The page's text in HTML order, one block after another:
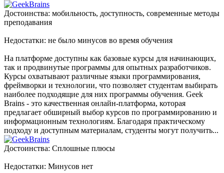
Достоинства: мобильность, доступность, современные методы
преподавания
Недостатки: не было минусов во время обучения
На платформе доступны как базовые курсы для начинающих,
так и продвинутые программы для опытных разработчиков.
Курсы охватывают различные языки программирования,
фреймворки и технологии, что позволяет студентам выбирать
наиболее подходящие для них программы обучения. Geek
Brains - это качественная онлайн-платформа, которая
предлагает обширный выбор курсов по программированию и
информационным технологиям. Благодаря практическому
подходу и доступным материалам, студенты могут получить...
Достоинства: Сплошные плюсы
Недостатки: Минусов нет